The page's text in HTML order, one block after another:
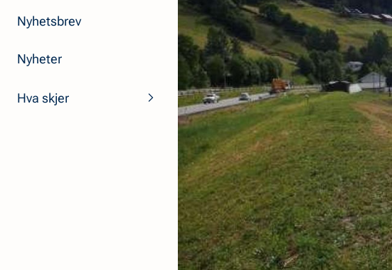
Nyhetsbrev
Nyheter
Hva skjer